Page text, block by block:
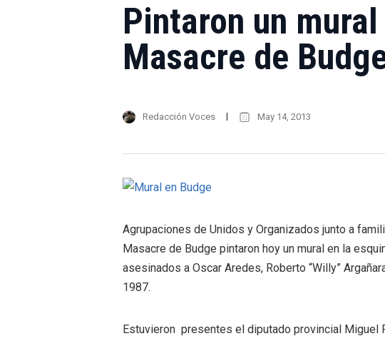
Pintaron un
Masacre de
Redacción Voces May 14, 2013
Agrupaciones de Unidos y Organizados junto a
Masacre de Budge pintaron hoy un mural en la
asesinados a Oscar Aredes, Roberto “Willy”
1987.
Estuvieron presentes el diputado provincial Miguel